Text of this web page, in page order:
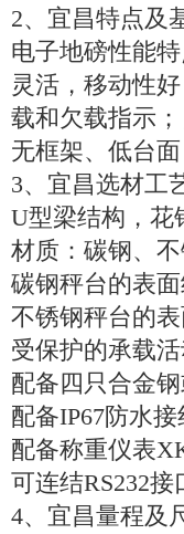
2、宜昌特点及
电子地磅性能
灵活，移动性
载和欠载指示
无框架、低台
3、宜昌选材工
U型梁结构，花
材质：碳钢、
碳钢秤台的表
不锈钢秤台的
受保护的承载
配备四只合金
配备IP67防水
配备称重仪表
可连结RS232接
4、宜昌量程及